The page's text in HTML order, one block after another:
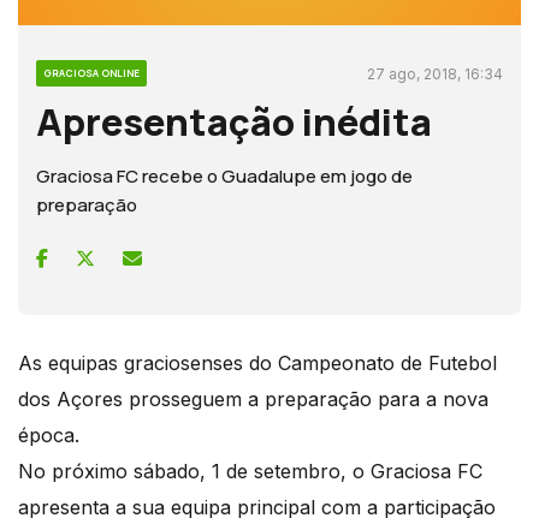
GRACIOSA ONLINE 27 ago, 2018, 16:34
Apresentação inédita
Graciosa FC recebe o Guadalupe em jogo de
preparação
As equipas graciosenses do Campeonato de Futebol
dos Açores prosseguem a preparação para a nova
época.
No próximo sábado, 1 de setembro, o Graciosa FC
apresenta a sua equipa principal com a participação